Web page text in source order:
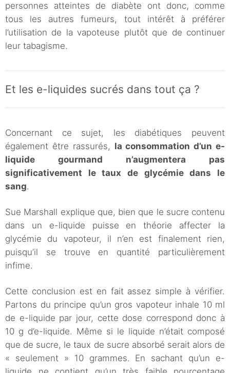
personnes atteintes de diabète ont donc, comme
tous les autres fumeurs, tout intérêt à préférer
l’utilisation de la vapoteuse plutôt que de continuer
leur tabagisme.
Et les e-liquides sucrés dans tout ça ?
Concernant ce sujet, les diabétiques peuvent
également être rassurés, la consommation d’un e-
liquide gourmand n’augmentera pas
significativement le taux de glycémie dans le
sang.
Sue Marshall explique que, bien que le sucre contenu
dans un e-liquide puisse en théorie affecter la
glycémie du vapoteur, il n’en est finalement rien,
puisqu’il se trouve en quantité particulièrement
infime.
Cette conclusion est en fait assez simple à vérifier.
Partons du principe qu’un gros vapoteur inhale 10 ml
de e-liquide par jour, cette dose correspond donc à
10 g d’e-liquide. Même si le liquide n’était composé
que de sucre, le taux de sucre absorbé serait alors de
« seulement » 10 grammes. En sachant qu’un e-